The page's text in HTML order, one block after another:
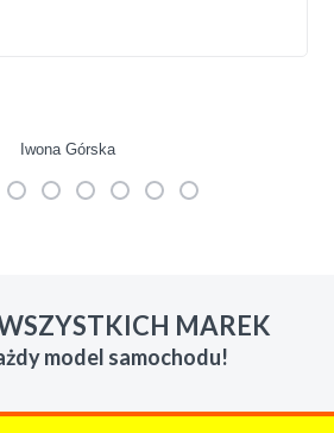
Iwona Górska
wieku, za kazdym
sam przesympatyczny,
telefonicznie, zaproponowal
MAREK
model samochodu!